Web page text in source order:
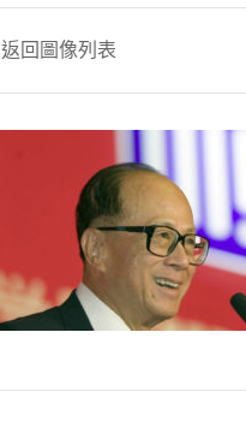
返回圖像列表